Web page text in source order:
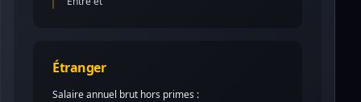
Étranger
Salaire annuel brut hors primes :